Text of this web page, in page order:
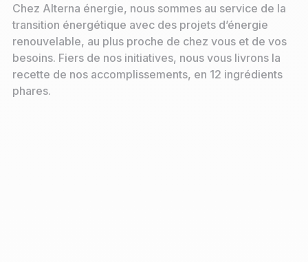
Chez Alterna énergie, nous sommes au service de la
transition énergétique avec des projets d’énergie
renouvelable, au plus proche de chez vous et de vos
besoins. Fiers de nos initiatives, nous vous livrons la
recette de nos accomplissements, en 12 ingrédients
phares.